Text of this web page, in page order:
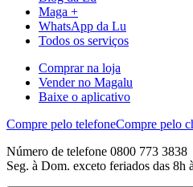
Maga +
WhatsApp da Lu
Todos os serviços
Comprar na loja
Vender no Magalu
Baixe o aplicativo
Compre pelo telefoneCompre pelo
Número de telefone 0800 773 3838
Seg. à Dom. exceto feriados das 8h